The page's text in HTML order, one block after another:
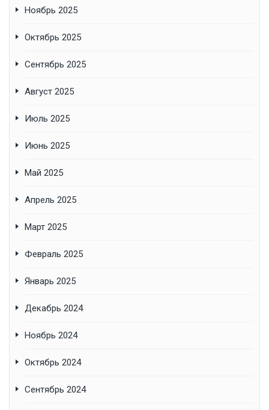
Ноябрь 2025
Октябрь 2025
Сентябрь 2025
Август 2025
Июль 2025
Июнь 2025
Май 2025
Апрель 2025
Март 2025
Февраль 2025
Январь 2025
Декабрь 2024
Ноябрь 2024
Октябрь 2024
Сентябрь 2024